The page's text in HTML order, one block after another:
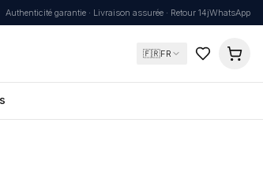
Authenticité garantie · Livraison assurée · Retour 14jWhatsApp
🇫🇷FR